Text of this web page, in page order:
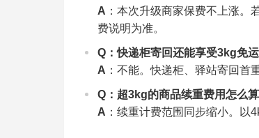
A ：本次升级商家保费不上涨
费说明为准。
Q：快递柜寄回还能享受3kg免
A ：不能。快递柜、驿站寄回首
Q：超3kg的商品续重费用怎么算
A ：续重计费范围同步缩小。以